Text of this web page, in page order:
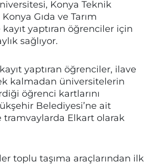
Konya Teknik
Gıda ve Tarım
kayıt yaptıran öğrenciler için
sağlıyor.
yaptıran öğrenciler, ilave
kalmadan üniversitelerin
öğrenci kartlarını
Belediyesi’ne ait
tramvaylarda Elkart olarak
toplu taşıma araçlarından ilk